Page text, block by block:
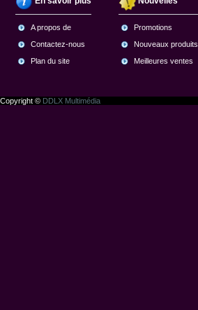
A propos de
Contactez-nous
Plan du site
Promotions
Nouveaux produits
Meilleures ventes
Copyright © DDLX Multimédia